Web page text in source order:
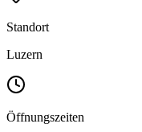
Standort
Luzern
Öffnungszeiten